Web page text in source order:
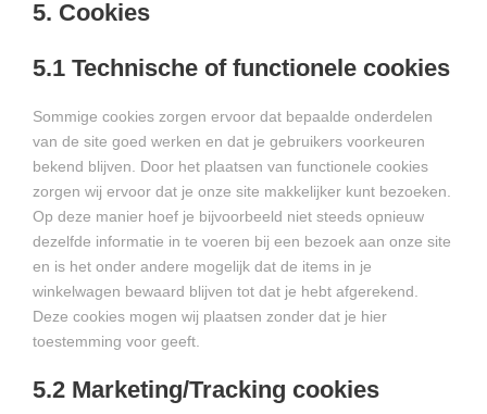
5. Cookies
5.1 Technische of functionele cookies
Sommige cookies zorgen ervoor dat bepaalde onderdelen
van de site goed werken en dat je gebruikers voorkeuren
bekend blijven. Door het plaatsen van functionele cookies
zorgen wij ervoor dat je onze site makkelijker kunt bezoeken.
Op deze manier hoef je bijvoorbeeld niet steeds opnieuw
dezelfde informatie in te voeren bij een bezoek aan onze site
en is het onder andere mogelijk dat de items in je
winkelwagen bewaard blijven tot dat je hebt afgerekend.
Deze cookies mogen wij plaatsen zonder dat je hier
toestemming voor geeft.
5.2 Marketing/Tracking cookies